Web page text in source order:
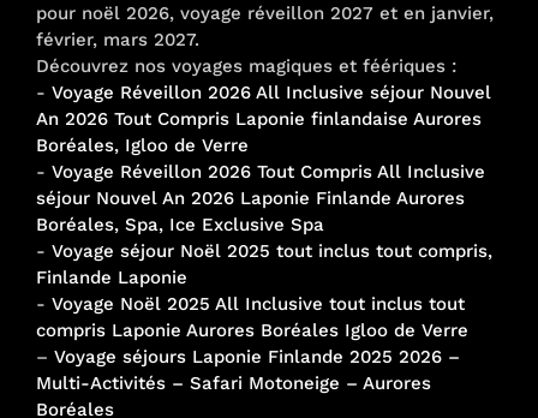
pour noël 2026, voyage réveillon 2027 et en janvier,
février, mars 2027.
Découvrez nos voyages magiques et féériques :
- Voyage Réveillon 2026 All Inclusive séjour Nouvel
An 2026 Tout Compris Laponie finlandaise Aurores
Boréales, Igloo de Verre
- Voyage Réveillon 2026 Tout Compris All Inclusive
séjour Nouvel An 2026 Laponie Finlande Aurores
Boréales, Spa, Ice Exclusive Spa
- Voyage séjour Noël 2025 tout inclus tout compris,
Finlande Laponie
- Voyage Noël 2025 All Inclusive tout inclus tout
compris Laponie Aurores Boréales Igloo de Verre
– Voyage séjours Laponie Finlande 2025 2026 –
Multi-Activités – Safari Motoneige – Aurores
Boréales